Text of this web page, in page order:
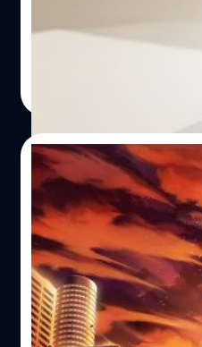
โฆษณาก็ง่ายนิดเดียว เพีย
ส่วนท้ายของโฆษณายังเป็น
สามารถทำงานได้ต่อไปเพร
กลับไปเมื่อช่วงเดือนกรกฎ
ของ CrowdStrike ที่ทำงา
2025 ว่าโปรเจกต์ที่หลาย
การ Android และ
ขึ้นจริงในปีหน้า ซาเมียร์ ส
ระดับสูงและหัวหน้าฝ่าย
ได้กล่าวว่า "มันคือสิ่งที่เร
เป็นการยุติข่าวลือและให้
บริษัท สำหรับแนวทางการพั
ประสบการณ์การใช้งาน ที่ห
มาเป็นตัวหลัก แต่จะปรับเป
ทั้งหมดให้ไปอยู่บนพื้นฐานข
สำคัญของการเปลี่ยนแปลง
AI ที่พัฒนาไปอย่างรวดเร็ว
แล็ปท็อป เพื่อสร้าง
สมาร์ตโฟน Android สามา
การประกาศนี้ไม่ใช่เรื่องบัง
เปิดตัวชิปเซตสำหรับ PC รุ่
10/09/2025
[Hands-on
Stranger การกลับม
ล่าดิจิมอน
ถ้าพูดถึงซีรีส์ Digimon
ที่ผสมผสานการเล่าเรื่องด
กลายเป็น “ครอบครัวดิจิทัล
Digimon Story Time